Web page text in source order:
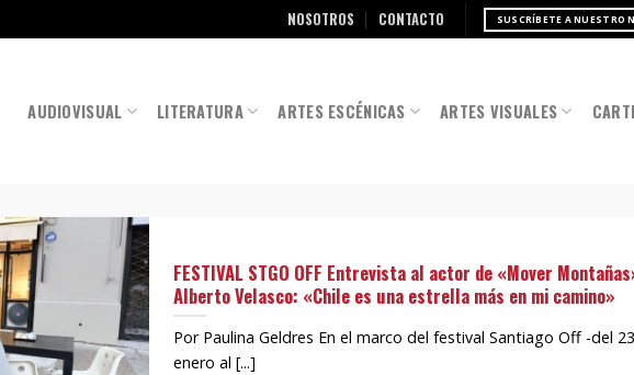
NOSOTROS CONTACTO SUSCRÍBETE A NUESTRO
AUDIOVISUAL LITERATURA ARTES ESCÉNICAS ARTES VISUALES
FESTIVAL STGO OFF Entrevista al actor de «Mover
Alberto Velasco: «Chile es una estrella más en mi camino»
Por Paulina Geldres En el marco del festival Santiago Off -del
enero al [...]